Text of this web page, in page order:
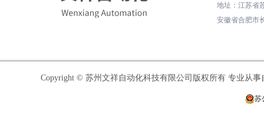
地址 ： 江苏省
安徽省合肥市
Copyright © 苏州文祥自动化科技有限公司版权所有 专业从
苏